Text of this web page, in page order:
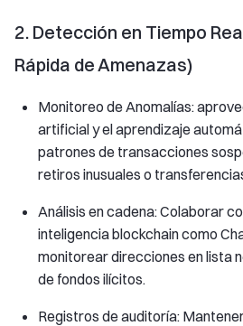
2. Detección en Tiempo
Rápida de Amenazas)
Monitoreo de Anomalías:
artificial y el aprendizaje
patrones de transacciones
retiros inusuales o
Análisis en cadena: Colaborar
inteligencia blockchain como
monitorear direcciones en lista
de fondos ilícitos.
Registros de auditoría: